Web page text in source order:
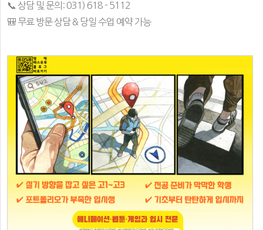
📞 상담 및 문의: 031) 618 - 5112
🎒 무료 방문 상담 & 당일 수업 예약 가능